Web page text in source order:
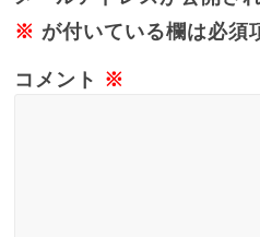
※ が付いている欄は必須
コメント ※